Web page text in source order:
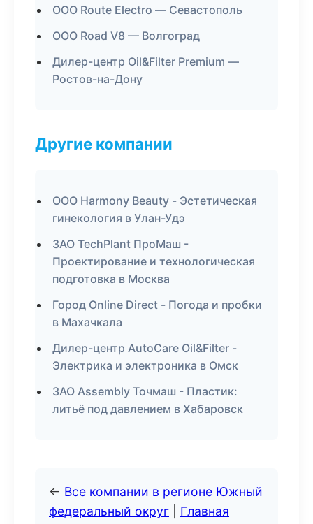
ООО Route Electro — Севастополь
ООО Road V8 — Волгоград
Дилер-центр Oil&Filter Premium —
Ростов-на-Дону
Другие компании
ООО Harmony Beauty - Эстетическая
гинекология в Улан-Удэ
ЗАО TechPlant ПроМаш -
Проектирование и технологическая
подготовка в Москва
Город Online Direct - Погода и пробки
в Махачкала
Дилер-центр AutoCare Oil&Filter -
Электрика и электроника в Омск
ЗАО Assembly Точмаш - Пластик:
литьё под давлением в Хабаровск
← Все компании в регионе Южный
федеральный округ
Главная